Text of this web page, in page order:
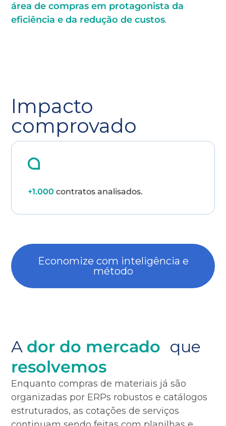
área de compras em protagonista da
eficiência e da redução de custos.
Impacto
comprovado
+1.000 contratos analisados.
Economize com inteligência e
método
A dor do mercado que
resolvemos
Enquanto compras de materiais já são
organizadas por ERPs robustos e catálogos
estruturados, as cotações de serviços